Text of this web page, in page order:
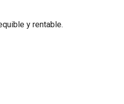
y rentable.